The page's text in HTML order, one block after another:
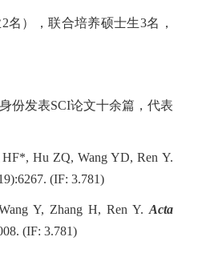
名），联合培养硕士生3名，
份发表SCI论文十余篇，代表
Hu ZQ, Wang YD, Ren Y.
(IF: 3.781)
Y, Zhang H, Ren Y. Acta
(IF: 3.781)